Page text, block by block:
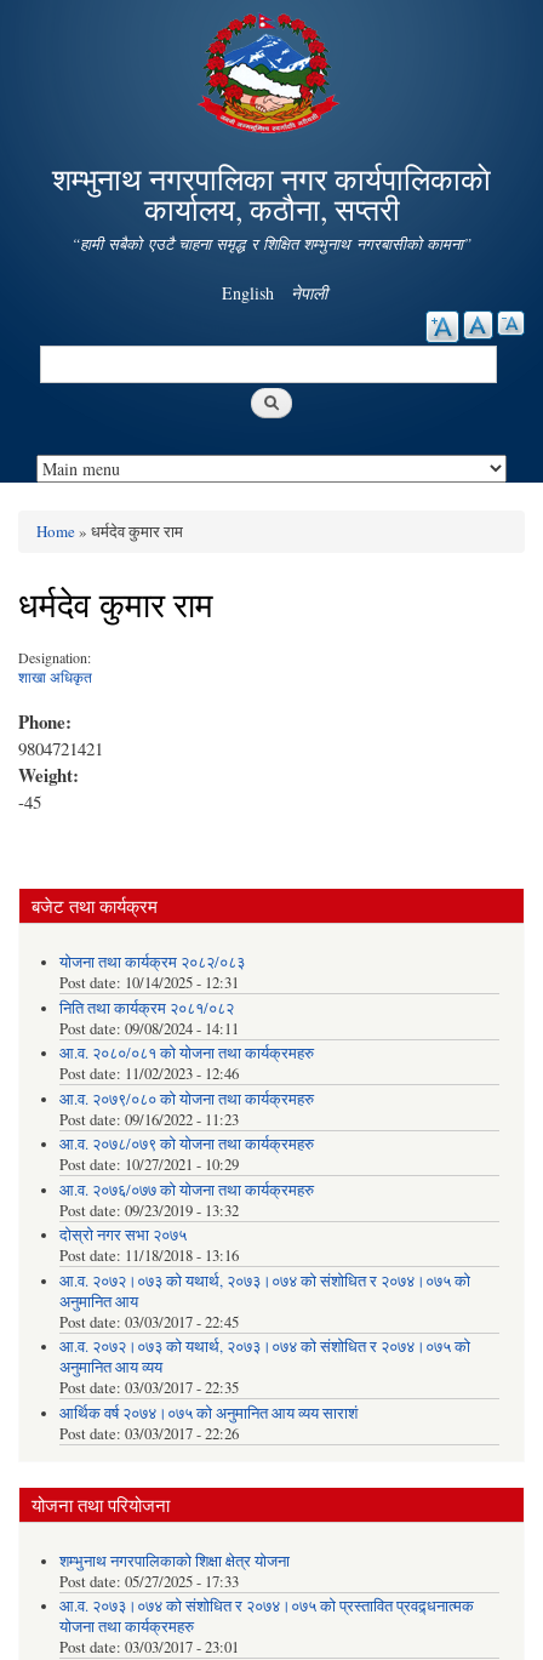
Skip to
main
content
शम्भुनाथ नगरपालिका नगर कार्यपालिकाकाे
कार्यालय, कठौना, सप्तरी
“हामी सबैको एउटै चाहना समृद्ध र शिक्षित शम्भुनाथ नगरबासीको कामना”
English नेपाली
Search
You are here
Home» धर्मदेव कुमार राम
धर्मदेव कुमार राम
Designation:
शाखा अधिकृत
Phone:
9804721421
Weight:
-45
बजेट तथा कार्यक्रम
योजना तथा कार्यक्रम २०८२/०८३
Post date: 10/14/2025 - 12:31
निति तथा कार्यक्रम २०८१/०८२
Post date: 09/08/2024 - 14:11
आ.व. २०८०/०८१ को योजना तथा कार्यक्रमहरु
Post date: 11/02/2023 - 12:46
आ.व. २०७९/०८० को योजना तथा कार्यक्रमहरु
Post date: 09/16/2022 - 11:23
आ.व. २०७८/०७९ को योजना तथा कार्यक्रमहरु
Post date: 10/27/2021 - 10:29
आ.व. २०७६/०७७ को योजना तथा कार्यक्रमहरु
Post date: 09/23/2019 - 13:32
दोस्रो नगर सभा २०७५
Post date: 11/18/2018 - 13:16
आ.व. २०७२।०७३ को यथार्थ, २०७३।०७४ को संशोधित र २०७४।०७५ को
अनुमानित आय
Post date: 03/03/2017 - 22:45
आ.व. २०७२।०७३ को यथार्थ, २०७३।०७४ को संशोधित र २०७४।०७५ को
अनुमानित आय व्यय
Post date: 03/03/2017 - 22:35
आर्थिक वर्ष २०७४।०७५ को अनुमानित आय व्यय साराशं
Post date: 03/03/2017 - 22:26
योजना तथा परियोजना
शम्भुनाथ नगरपालिकाको शिक्षा क्षेत्र योजना
Post date: 05/27/2025 - 17:33
आ.व. २०७३।०७४ को संशोधित र २०७४।०७५ को प्रस्तावित प्रवद्र्धनात्मक
योजना तथा कार्यक्रमहरु
Post date: 03/03/2017 - 23:01